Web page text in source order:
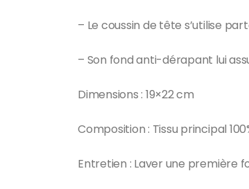
– Le coussin de tête s’utilise
– Son fond anti-dérapant lui
Dimensions : 19×22 cm
Composition : Tissu principal
Entretien : Laver une première